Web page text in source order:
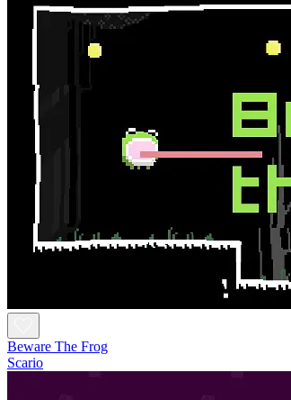
Beware The Frog
Scario